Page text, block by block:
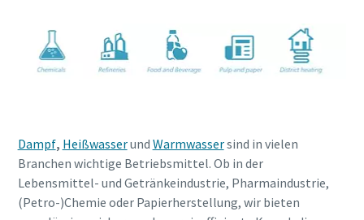
Dampf, Heißwasserund Warmwassersind in vielen
Branchen wichtige Betriebsmittel. Ob in der
Lebensmittel- und Getränkeindustrie, Pharmaindustrie,
(Petro-)Chemie oder Papierherstellung, wir bieten